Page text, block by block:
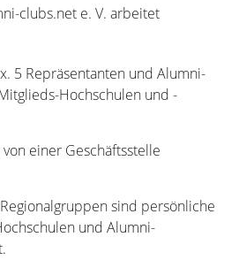
clubs.net e. V. arbeitet
5 Repräsentanten und Alumni-
Hochschulen und -
einer Geschäftsstelle
sind persönliche
und Alumni-